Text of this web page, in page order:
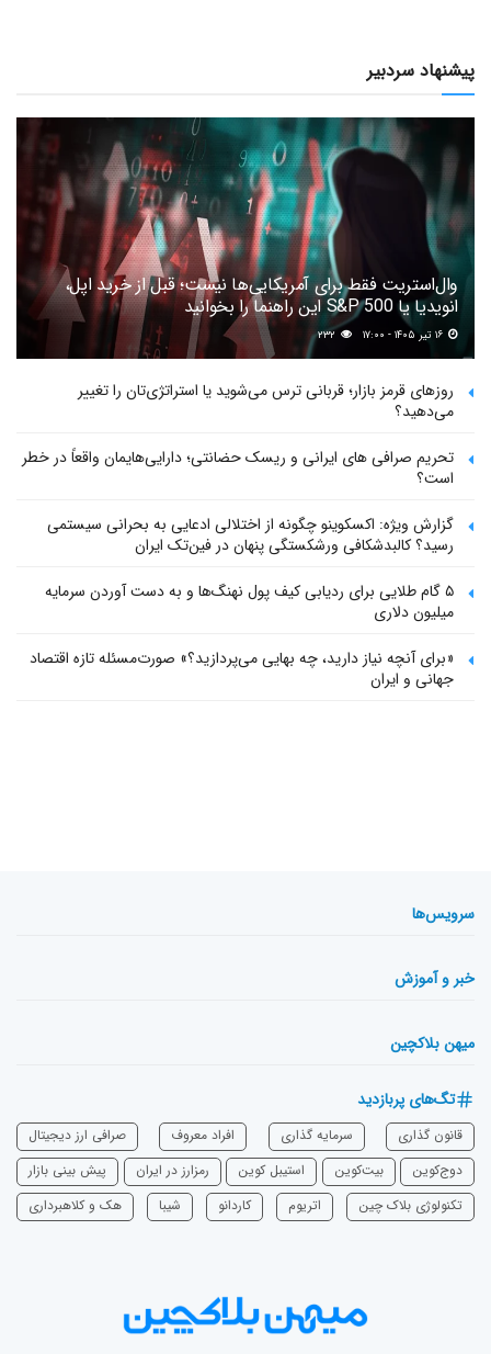
پیشنهاد سردبیر
وال‌استریت فقط برای آمریکایی‌ها نیست؛ قبل از خرید اپل،
انویدیا یا S&P 500 این راهنما را بخوانید
۲۳۲
روزهای قرمز بازار؛ قربانی ترس می‌شوید یا استراتژی‌تان را تغییر
می‌دهید؟
تحریم صرافی های ایرانی و ریسک حضانتی؛ دارایی‌هایمان واقعاً در خطر
است؟
گزارش ویژه: اکسکوینو چگونه از اختلالی ادعایی به بحرانی سیستمی
رسید؟ کالبدشکافی ورشکستگی پنهان در فین‌تک ایران
۵ گام طلایی برای ردیابی کیف پول‌ نهنگ‌ها و به دست آوردن سرمایه
میلیون دلاری
«برای آنچه نیاز دارید، چه بهایی می‌پردازید؟» صورت‌مسئله تازه اقتصاد
جهانی و ایران
سرویس‌ها
خبر و آموزش
میهن بلاکچین
تگ‌های پربازدید
قانون گذاری سرمایه‌ گذاری افراد معروف
صرافی ارز دیجیتال
دوج‌کوین
بیت‌کوین استیبل کوین رمزارز در ایران
پیش بینی بازار
تکنولوژی بلاک چین
اتریوم ‌کاردانو شیبا هک و کلاهبرداری